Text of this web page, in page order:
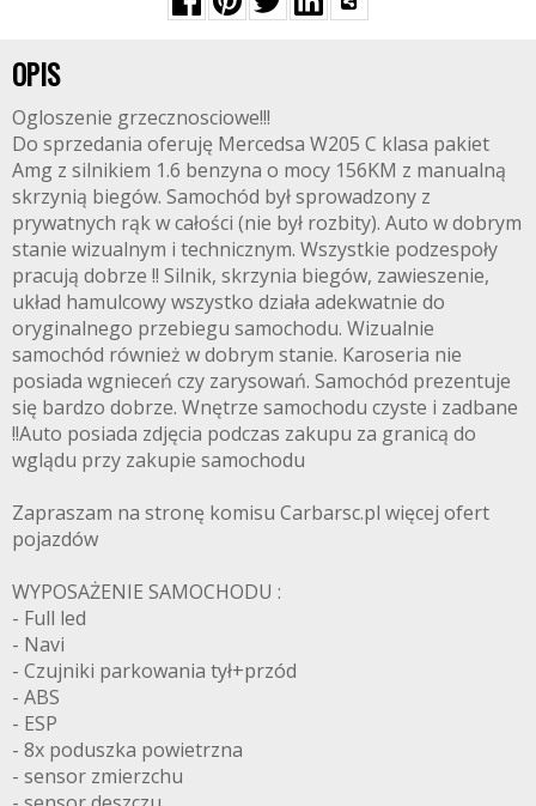
OPIS
Ogloszenie grzecznosciowe!!!
Do sprzedania oferuję Mercedsa W205 C klasa pakiet
Amg z silnikiem 1.6 benzyna o mocy 156KM z manualną
skrzynią biegów. Samochód był sprowadzony z
prywatnych rąk w całości (nie był rozbity). Auto w dobrym
stanie wizualnym i technicznym. Wszystkie podzespoły
pracują dobrze !! Silnik, skrzynia biegów, zawieszenie,
układ hamulcowy wszystko działa adekwatnie do
oryginalnego przebiegu samochodu. Wizualnie
samochód również w dobrym stanie. Karoseria nie
posiada wgnieceń czy zarysowań. Samochód prezentuje
się bardzo dobrze. Wnętrze samochodu czyste i zadbane
!!Auto posiada zdjęcia podczas zakupu za granicą do
wglądu przy zakupie samochodu
Zapraszam na stronę komisu Carbarsc.pl więcej ofert
pojazdów
WYPOSAŻENIE SAMOCHODU :
- Full led
- Navi
- Czujniki parkowania tył+przód
- ABS
- ESP
- 8x poduszka powietrzna
- sensor zmierzchu